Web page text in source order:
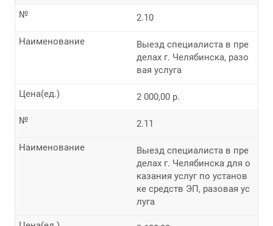
2.10
№
Выезд специалиста в пре
делах г. Челябинска, разо
вая услуга
Наименование
2 000,00 р.
Цена(ед.)
2.11
№
Выезд специалиста в пре
делах г. Челябинска для о
казания услуг по установ
ке средств ЭП, разовая ус
луга
Наименование